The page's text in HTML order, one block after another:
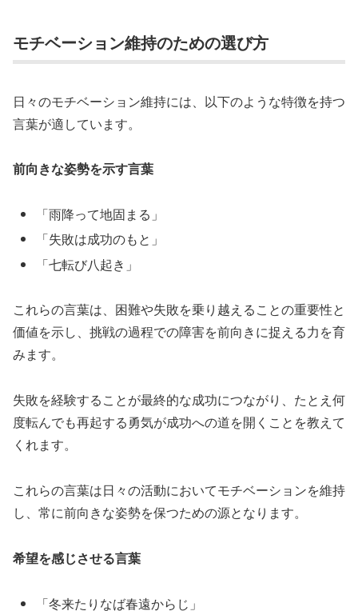
モチベーション維持のための選び方
日々のモチベーション維持には、以下のような特徴を持つ
言葉が適しています。
前向きな姿勢を示す言葉
「雨降って地固まる」
「失敗は成功のもと」
「七転び八起き」
これらの言葉は、困難や失敗を乗り越えることの重要性と
価値を示し、挑戦の過程での障害を前向きに捉える力を育
みます。
失敗を経験することが最終的な成功につながり、たとえ何
度転んでも再起する勇気が成功への道を開くことを教えて
くれます。
これらの言葉は日々の活動においてモチベーションを維持
し、常に前向きな姿勢を保つための源となります。
希望を感じさせる言葉
「冬来たりなば春遠からじ」